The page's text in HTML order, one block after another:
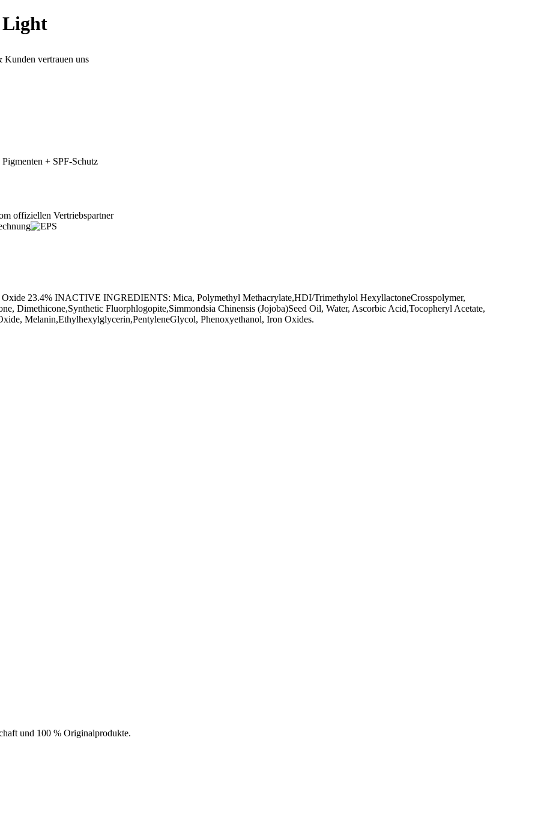
Light
vertrauen uns
+ SPF-Schutz
offiziellen Vertriebspartner
23.4% INACTIVE INGREDIENTS: Mica, Polymethyl Methacrylate,HDI/Trimethylol HexyllactoneCrosspolymer,
Dimethicone,Synthetic Fluorphlogopite,Simmondsia Chinensis (Jojoba)Seed Oil, Water, Ascorbic Acid,Tocopheryl Acetate,
Melanin,Ethylhexylglycerin,PentyleneGlycol, Phenoxyethanol, Iron Oxides.
und 100 % Originalprodukte.